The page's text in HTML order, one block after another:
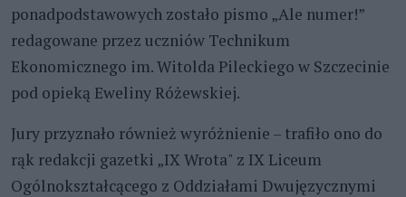
ponadpodstawowych zostało pismo „Ale numer!”
redagowane przez uczniów Technikum
Ekonomicznego im. Witolda Pileckiego w Szczecinie
pod opieką Eweliny Różewskiej.
Jury przyznało również wyróżnienie – trafiło ono do
rąk redakcji gazetki „IX Wrota" z IX Liceum
Ogólnokształcącego z Oddziałami Dwujęzycznymi